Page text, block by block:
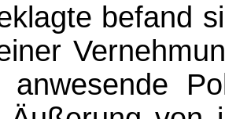
befand